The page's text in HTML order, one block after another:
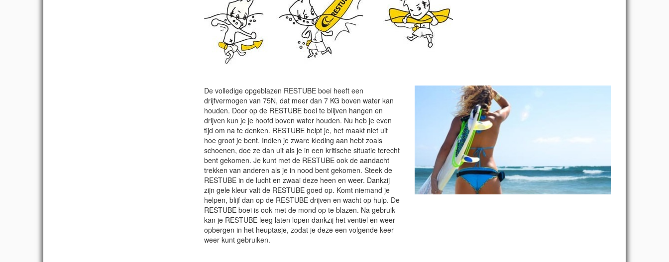
De volledige opgeblazen RESTUBE boei heeft een
drijfvermogen van 75N, dat meer dan 7 KG boven water kan
houden. Door op de RESTUBE boei te blijven hangen en
drijven kun je je hoofd boven water houden. Nu heb je even
tijd om na te denken. RESTUBE helpt je, het maakt niet uit
hoe groot je bent. Indien je zware kleding aan hebt zoals
schoenen, doe ze dan uit als je in een kritische situatie terecht
bent gekomen. Je kunt met de RESTUBE ook de aandacht
trekken van anderen als je in nood bent gekomen. Steek de
RESTUBE in de lucht en zwaai deze heen en weer. Dankzij
zijn gele kleur valt de RESTUBE goed op. Komt niemand je
helpen, blijf dan op de RESTUBE drijven en wacht op hulp. De
RESTUBE boei is ook met de mond op te blazen. Na gebruik
kan je RESTUBE leeg laten lopen dankzij het ventiel en weer
opbergen in het heuptasje, zodat je deze een volgende keer
weer kunt gebruiken.